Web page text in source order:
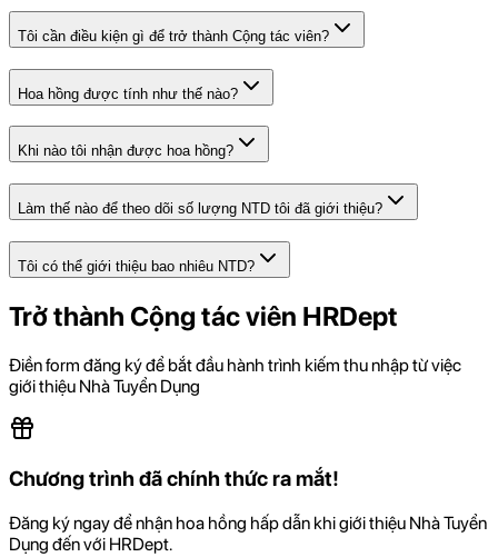
Tôi cần điều kiện gì để trở thành Cộng tác viên?
Hoa hồng được tính như thế nào?
Khi nào tôi nhận được hoa hồng?
Làm thế nào để theo dõi số lượng NTD tôi đã giới thiệu?
Tôi có thể giới thiệu bao nhiêu NTD?
Trở thành Cộng tác viên HRDept
Điền form đăng ký để bắt đầu hành trình kiếm thu nhập từ việc
giới thiệu Nhà Tuyển Dụng
Chương trình đã chính thức ra mắt!
Đăng ký ngay để nhận hoa hồng hấp dẫn khi giới thiệu Nhà Tuyển
Dụng đến với HRDept.